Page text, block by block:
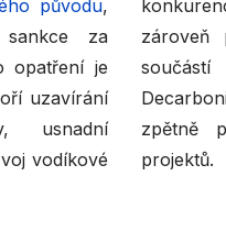
původu,
za
opatření je
uzavírání
usnadní
vodíkové
zároveň
součástí
zpětně
projektů.